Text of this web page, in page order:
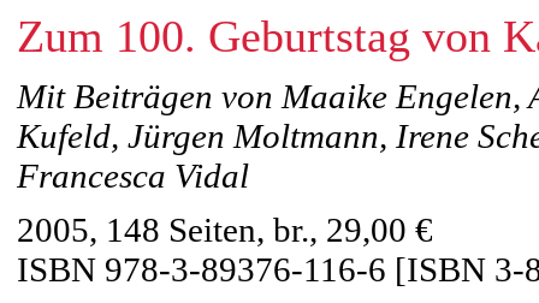
Zum 100. Geburtstag von
Mit Beiträgen von Maaike Engelen,
Kufeld, Jürgen Moltmann, Irene
Francesca Vidal
2005, 148 Seiten, br., 29,00 €
ISBN 978-3-89376-116-6 [ISBN 3-